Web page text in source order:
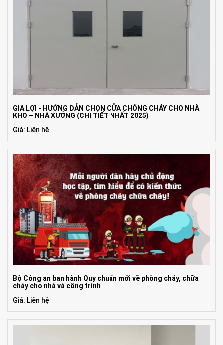
GIA LỢI - HƯỚNG DẪN CHỌN CỬA CHỐNG CHÁY CHO NHÀ
KHO – NHÀ XƯỞNG (CHI TIẾT NHẤT 2025)
Giá: Liên hệ
Bộ Công an ban hành Quy chuẩn mới về phòng cháy, chữa
cháy cho nhà và công trình
Giá: Liên hệ